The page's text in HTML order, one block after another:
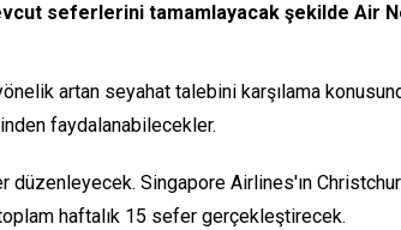
seferlerini tamamlayacak şekilde Air
artan seyahat talebini karşılama
faydalanabilecekler.
Singapore Airlines'ın
haftalık 15 sefer gerçekleştirecek.